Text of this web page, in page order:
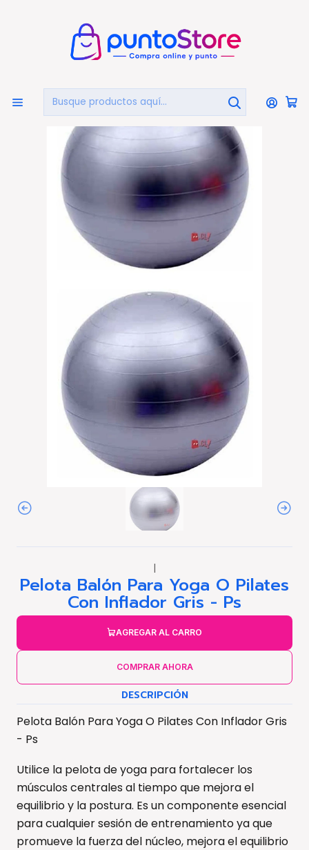
Inicio DEPORTES Y FITNESS Yoga
Pelota Balón Para Yoga O Pilates Con Inflador Gris - Ps
|
Pelota Balón Para Yoga O Pilates
Con Inflador Gris - Ps
AGREGAR AL CARRO
COMPRAR AHORA
DESCRIPCIÓN
Pelota Balón Para Yoga O Pilates Con Inflador Gris
- Ps
Utilice la pelota de yoga para fortalecer los
músculos centrales al tiempo que mejora el
equilibrio y la postura. Es un componente esencial
para cualquier sesión de entrenamiento ya que
promueve la fuerza del núcleo, mejora el equilibrio